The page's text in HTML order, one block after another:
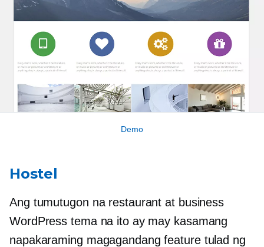
Demo
Hostel
Ang tumutugon na restaurant at business
WordPress tema na ito ay may kasamang
napakaraming magagandang feature tulad ng